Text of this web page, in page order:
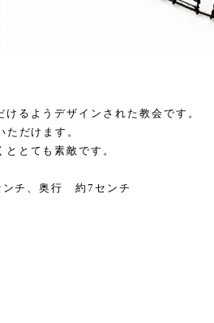
るようデザインされた教会です。
だけます。
とても素敵です。
チ、奥行 約7センチ